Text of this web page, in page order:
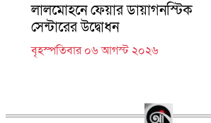
লালমোহনে ফেয়ার ডায়াগনস্টিক
সেন্টারের উদ্বোধন
বৃহস্পতিবার ০৬ আগস্ট ২০২৬